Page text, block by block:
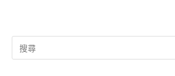
Search
for: